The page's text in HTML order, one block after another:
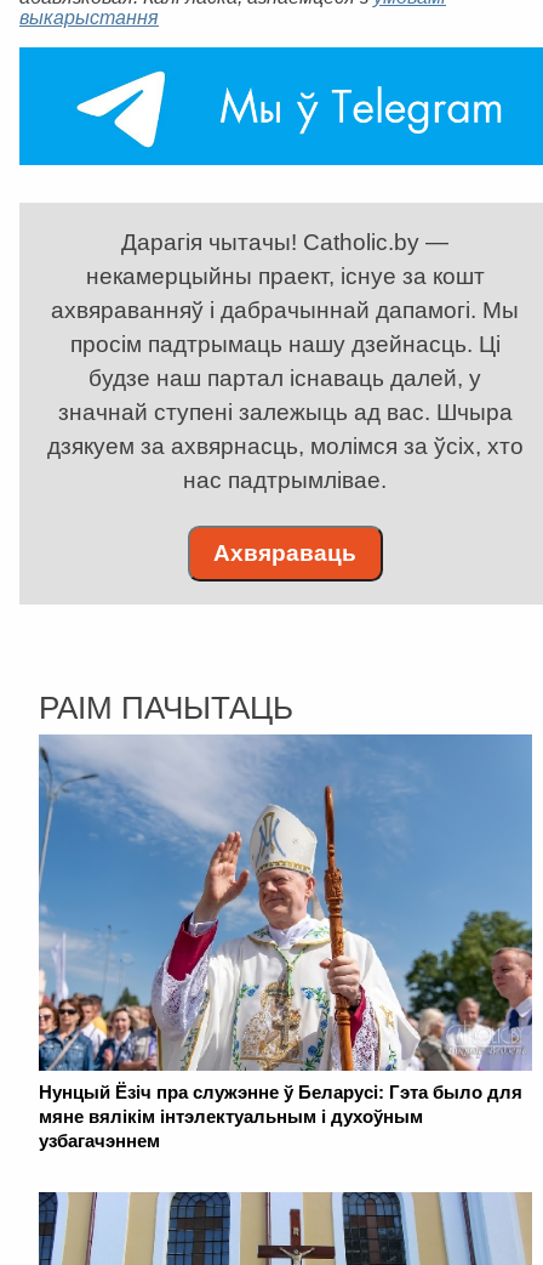
выкарыстання
Дарагія чытачы! Catholic.by —
некамерцыйны праект, існуе за кошт
ахвяраванняў і дабрачыннай дапамогі. Мы
просім падтрымаць нашу дзейнасць. Ці
будзе наш партал існаваць далей, у
значнай ступені залежыць ад вас. Шчыра
дзякуем за ахвярнасць, молімся за ўсіх, хто
нас падтрымлівае.
Ахвяраваць
РАІМ ПАЧЫТАЦЬ
Нунцый Ёзіч пра служэнне ў Беларусі: Гэта было для
мяне вялікім інтэлектуальным і духоўным
узбагачэннем